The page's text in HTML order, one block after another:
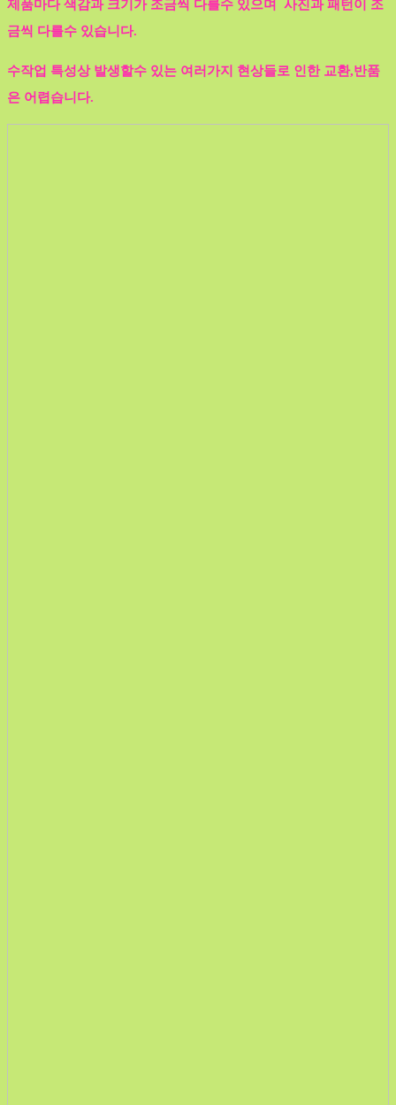
제품마다 색감과 크기가 조금씩 다를수 있으며 사진과 패턴이 조
금씩 다를수 있습니다.
수작업 특성상 발생할수 있는 여러가지 현상들로 인한 교환,반품
은 어렵습니다.